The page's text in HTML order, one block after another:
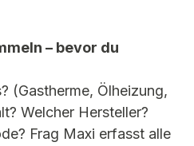
– bevor du
(Gastherme, Ölheizung,
Welcher Hersteller?
Frag Maxi erfasst alle